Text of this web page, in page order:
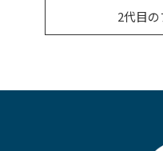
2代目